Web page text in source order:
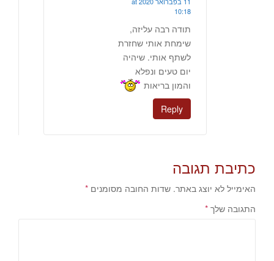
10:18
תודה רבה עליזה,
שימחת אותי שחזרת
לשתף אותי. שיהיה
יום טעים ונפלא
והמון בריאות
Reply
כתיבת תגובה
האימייל לא יוצג באתר. שדות החובה מסומנים *
התגובה שלך *